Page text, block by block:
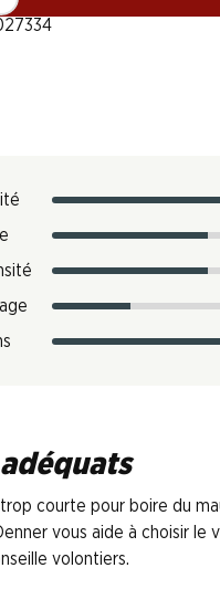
trop courte pour boire du
vous aide à choisir le
volontiers.